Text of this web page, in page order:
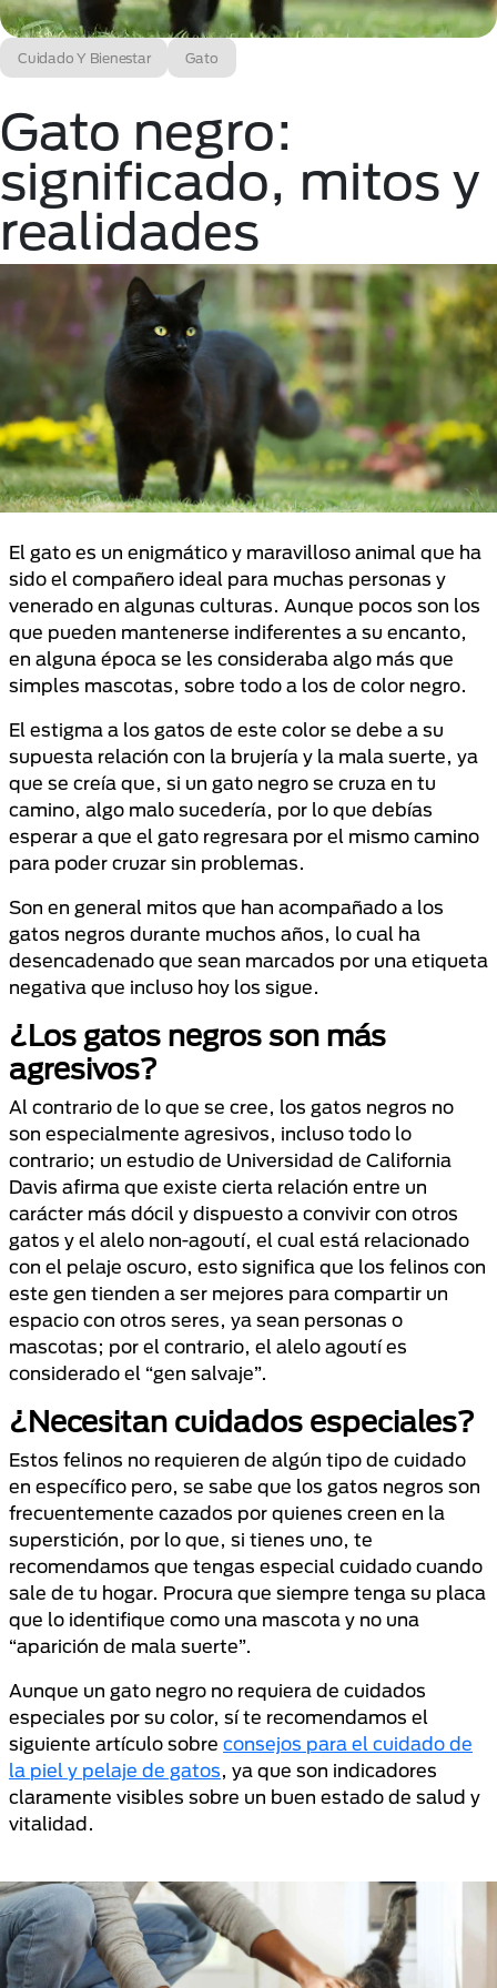
Cuidado Y Bienestar Gato
Gato negro:
significado, mitos y
realidades
El gato es un enigmático y maravilloso animal que ha
sido el compañero ideal para muchas personas y
venerado en algunas culturas. Aunque pocos son los
que pueden mantenerse indiferentes a su encanto,
en alguna época se les consideraba algo más que
simples mascotas, sobre todo a los de color negro.
El estigma a los gatos de este color se debe a su
supuesta relación con la brujería y la mala suerte, ya
que se creía que, si un gato negro se cruza en tu
camino, algo malo sucedería, por lo que debías
esperar a que el gato regresara por el mismo camino
para poder cruzar sin problemas.
Son en general mitos que han acompañado a los
gatos negros durante muchos años, lo cual ha
desencadenado que sean marcados por una etiqueta
negativa que incluso hoy los sigue.
¿Los gatos negros son más
agresivos?
Al contrario de lo que se cree, los gatos negros no
son especialmente agresivos, incluso todo lo
contrario; un estudio de Universidad de California
Davis afirma que existe cierta relación entre un
carácter más dócil y dispuesto a convivir con otros
gatos y el alelo non-agoutí, el cual está relacionado
con el pelaje oscuro, esto significa que los felinos con
este gen tienden a ser mejores para compartir un
espacio con otros seres, ya sean personas o
mascotas; por el contrario, el alelo agoutí es
considerado el “gen salvaje”.
¿Necesitan cuidados especiales?
Estos felinos no requieren de algún tipo de cuidado
en específico pero, se sabe que los gatos negros son
frecuentemente cazados por quienes creen en la
superstición, por lo que, si tienes uno, te
recomendamos que tengas especial cuidado cuando
sale de tu hogar. Procura que siempre tenga su placa
que lo identifique como una mascota y no una
“aparición de mala suerte”.
Aunque un gato negro no requiera de cuidados
especiales por su color, sí te recomendamos el
siguiente artículo sobre consejos para el cuidado de
la piel y pelaje de gatos, ya que son indicadores
claramente visibles sobre un buen estado de salud y
vitalidad.